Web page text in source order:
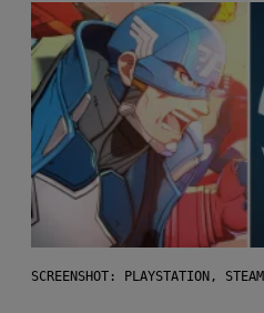
SCREENSHOT: PLAYSTATION, STEAM